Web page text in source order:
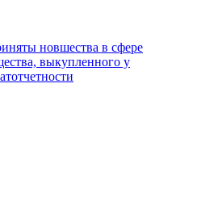
новшества в сфере
выкупленного у